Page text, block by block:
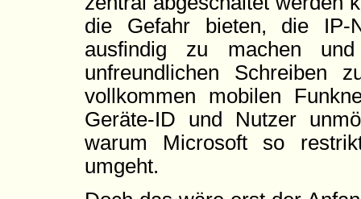
die Gefahr bieten, die IP-
ausfindig zu machen
unfreundlichen Schreiben
vollkommen mobilen
Geräte-ID und Nutzer
warum Microsoft so
umgeht.